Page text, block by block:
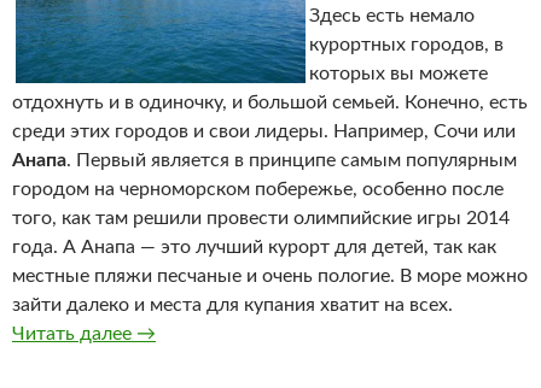
Здесь есть немало
курортных городов, в
которых вы можете
отдохнуть и в одиночку, и большой семьей. Конечно, есть
среди этих городов и свои лидеры. Например, Сочи или
Анапа. Первый является в принципе самым популярным
городом на черноморском побережье, особенно после
того, как там решили провести олимпийские игры 2014
года. А Анапа — это лучший курорт для детей, так как
местные пляжи песчаные и очень пологие. В море можно
зайти далеко и места для купания хватит на всех.
Читать далее Отдых на курортах Черного моря
→